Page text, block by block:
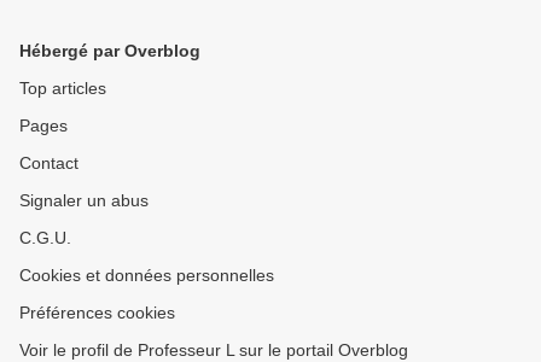
Hébergé par Overblog
Top articles
Pages
Contact
Signaler un abus
C.G.U.
Cookies et données personnelles
Préférences cookies
Voir le profil de Professeur L sur le portail Overblog